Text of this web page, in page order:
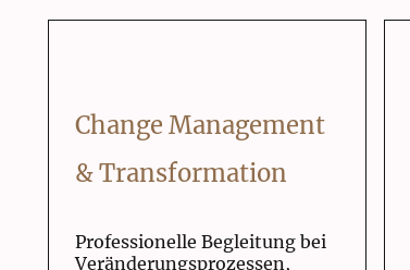
Change Management
& Transformation
Professionelle Begleitung bei
Veränderungsprozessen,